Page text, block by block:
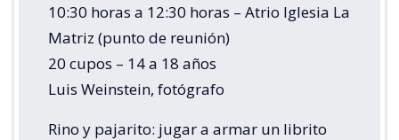
10:30 horas a 12:30 horas – Atrio Iglesia La
Matriz (punto de reunión)
20 cupos – 14 a 18 años
Luis Weinstein, fotógrafo
Rino y pajarito: jugar a armar un librito